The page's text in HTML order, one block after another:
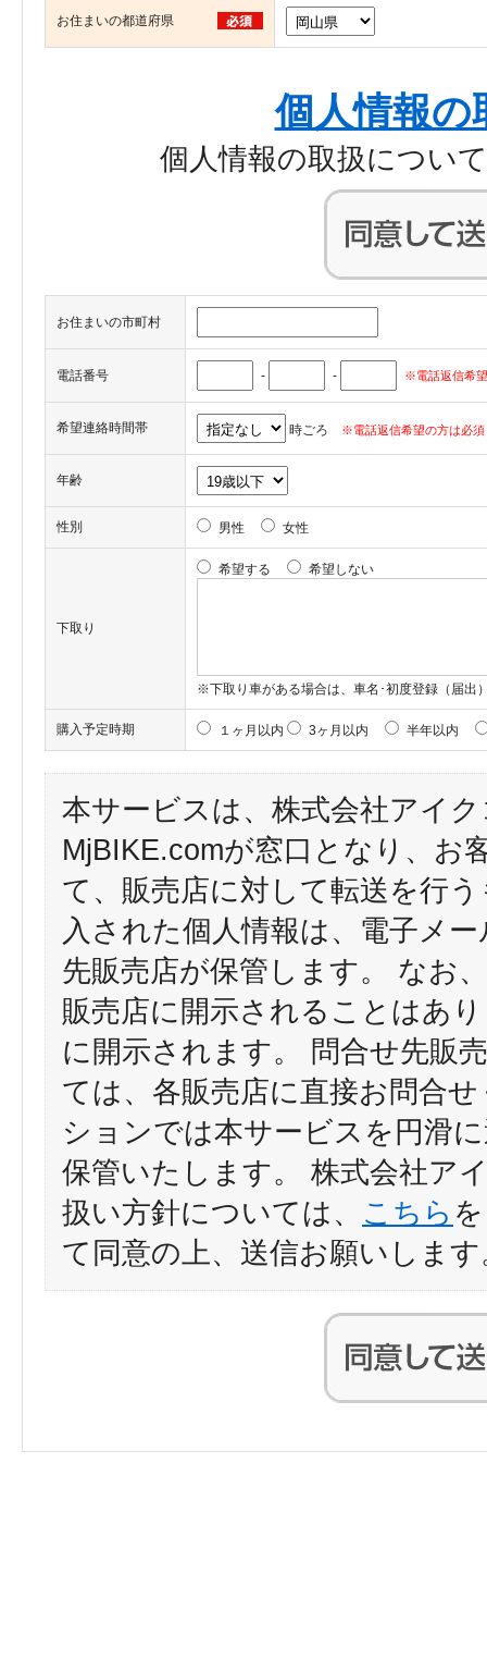
お住まいの都道府県
個人情報の
個人情報の取扱につい
お住まいの市町村
電話番号 - - ※電話返信希
希望連絡時間帯 時ごろ ※電話返信希望の方は必須
年齢
性別 男性 女性
下取り
希望する 希望しない
※下取り車がある場合は、車名･初度登録（届出
購入予定時期 １ヶ月以内 3ヶ月以内 半年以内
本サービスは、株式会社アイ
MjBIKE.comが窓口となり、お
て、販売店に対して転送を行
入された個人情報は、電子メ
先販売店が保管します。 なお
販売店に開示されることはあ
に開示されます。 問合せ先販
ては、各販売店に直接お問合
ションでは本サービスを円滑
保管いたします。 株式会社ア
扱い方針については、 こちら
て同意の上、送信お願いします